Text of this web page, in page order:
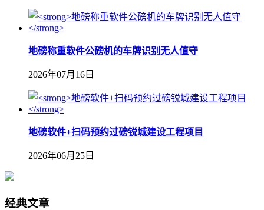
地磅称重软件公磅机的车牌识别无人值守
2026年07月16日
地磅软件+扫码预约过磅锐城建设工程项目
2026年06月25日
经典文章